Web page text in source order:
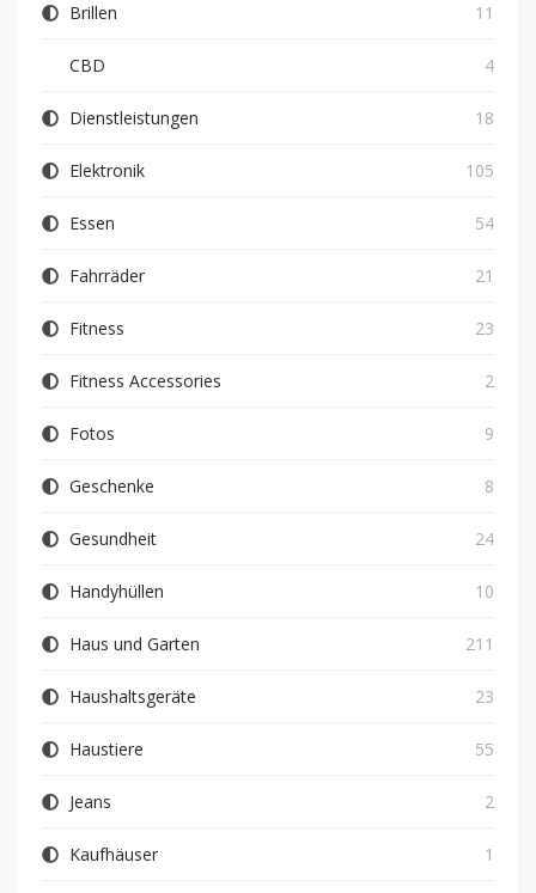
Brillen 11
CBD 4
Dienstleistungen 18
Elektronik 105
Essen 54
Fahrräder 21
Fitness 23
Fitness Accessories 2
Fotos 9
Geschenke 8
Gesundheit 24
Handyhüllen 10
Haus und Garten 211
Haushaltsgeräte 23
Haustiere 55
Jeans 2
Kaufhäuser 1